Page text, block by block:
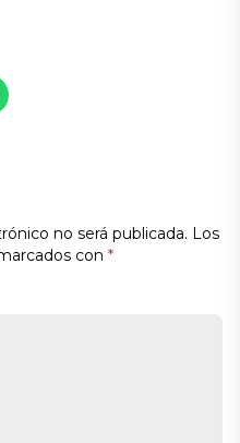
no será publicada. Los
con *